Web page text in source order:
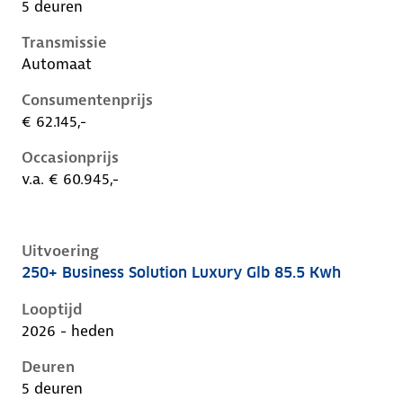
5 deuren
Transmissie
Automaat
Consumentenprijs
€ 62.145,-
Occasionprijs
v.a. € 60.945,-
Uitvoering
Mercedes Glb-Klasse ii-x248, glb 85.5 kwh, 200 kW,
250+ Business Solution Luxury Glb 85.5 Kwh
Looptijd
2026 - heden
Deuren
5 deuren